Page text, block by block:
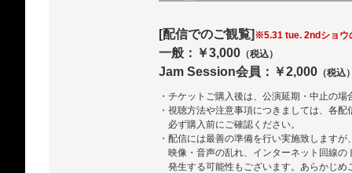
[配信でのご観覧] ※5.31 tue. 2ndショウ
一般：￥3,000 （税込）
Jam Session会員：￥2,000 （税込
・チケットご購入後は、公演延期・中止の
・視聴方法や注意事項につきましては、各
必ず購入前にご確認ください。
・配信には最善の準備を行い実施致します
映像・音声の乱れ、インターネット回線
発生する可能性もございます。あらかじめ